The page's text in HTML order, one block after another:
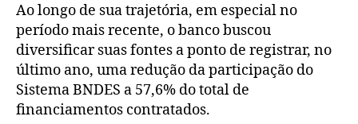
Ao longo de sua trajetória, em especial no
período mais recente, o banco buscou
diversificar suas fontes a ponto de registrar, no
último ano, uma redução da participação do
Sistema BNDES a 57,6% do total de
financiamentos contratados.